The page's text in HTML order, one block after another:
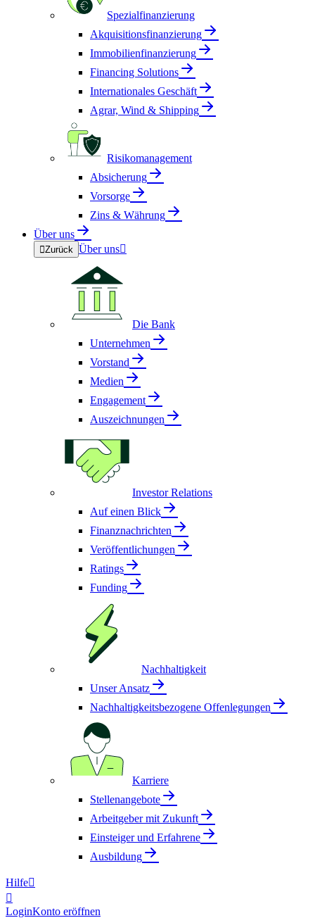
Spezialfinanzierung
Akquisitionsfinanzierung
Immobilienfinanzierung
Financing Solutions
Internationales Geschäft
Agrar, Wind & Shipping
Risikomanagement
Absicherung
Vorsorge
Zins & Währung
Über uns
Zurück Über uns
Die Bank
Unternehmen
Vorstand
Medien
Engagement
Auszeichnungen
Investor Relations
Auf einen Blick
Finanznachrichten
Veröffentlichungen
Ratings
Funding
Nachhaltigkeit
Unser Ansatz
Nachhaltigkeitsbezogene Offenlegungen
Karriere
Stellenangebote
Arbeitgeber mit Zukunft
Einsteiger und Erfahrene
Ausbildung
Hilfe

LoginKonto eröffnen